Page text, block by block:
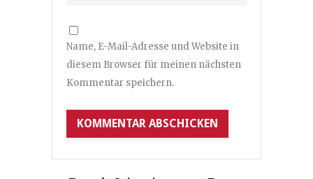
Name, E-Mail-Adresse und Website in
diesem Browser für meinen nächsten
Kommentar speichern.